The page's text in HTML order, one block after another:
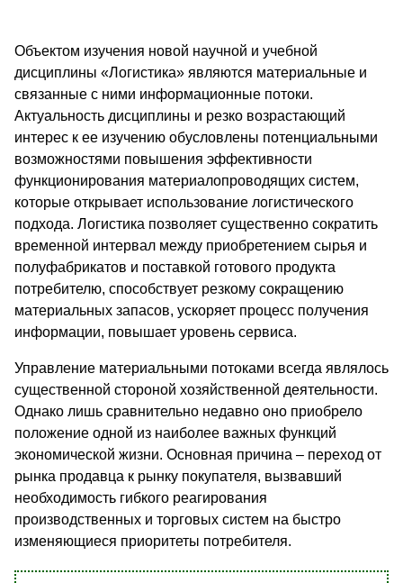
Объектом изучения новой научной и учебной
дисциплины «Логистика» являются материальные и
связанные с ними информационные потоки.
Актуальность дисциплины и резко возрастающий
интерес к ее изучению обусловлены потенциальными
возможностями повышения эффективности
функционирования материалопроводящих систем,
которые открывает использование логистического
подхода. Логистика позволяет существенно сократить
временной интервал между приобретением сырья и
полуфабрикатов и поставкой готового продукта
потребителю, способствует резкому сокращению
материальных запасов, ускоряет процесс получения
информации, повышает уровень сервиса.
Управление материальными потоками всегда являлось
существенной стороной хозяйственной деятельности.
Однако лишь сравнительно недавно оно приобрело
положение одной из наиболее важных функций
экономической жизни. Основная причина – переход от
рынка продавца к рынку покупателя, вызвавший
необходимость гибкого реагирования
производственных и торговых систем на быстро
изменяющиеся приоритеты потребителя.